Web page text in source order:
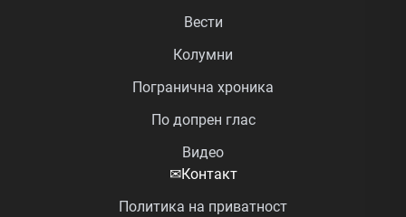
Вести
Колумни
Погранична хроника
По допрен глас
Видео
✉Контакт
Политика на приватност